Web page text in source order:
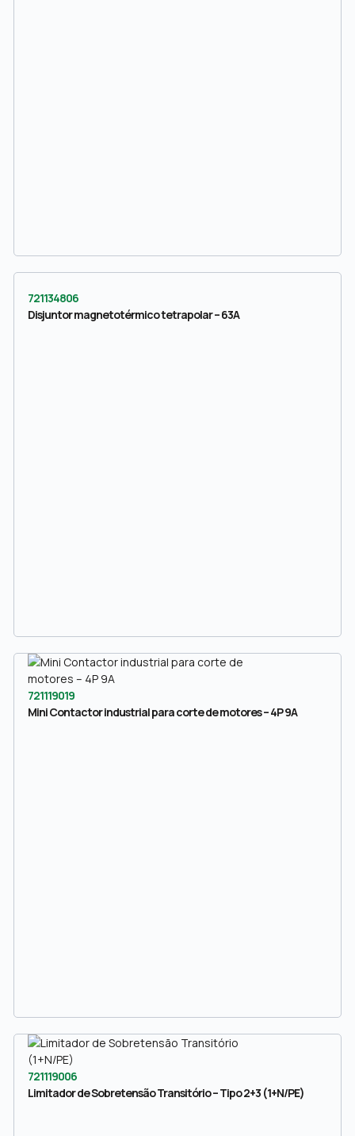
721134806
Disjuntor magnetotérmico tetrapolar – 63A
721119019
Mini Contactor industrial para corte de motores – 4P 9A
721119006
Limitador de Sobretensão Transitório – Tipo 2+3 (1+N/PE)